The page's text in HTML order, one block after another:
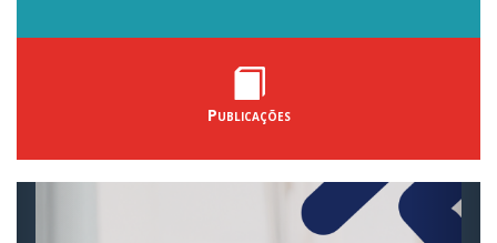
Publicações